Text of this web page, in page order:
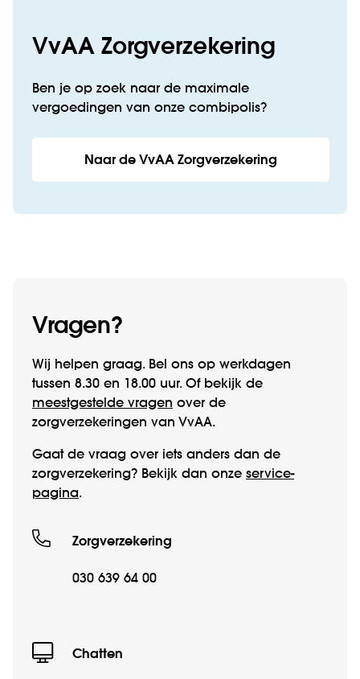
VvAA Zorgverzekering
Ben je op zoek naar de maximale
vergoedingen van onze combipolis?
Naar de VvAA Zorgverzekering
Vragen?
Wij helpen graag. Bel ons op werk­­dagen
tussen 8.30 en 18.00 uur. Of bekijk de
meestgestelde vragen over de
zorgverzekeringen van VvAA.
Gaat de vraag over iets anders dan de
zorgverzekering? Bekijk dan onze service­
pagina.
Zorgverzekering
030 639 64 00
Chatten